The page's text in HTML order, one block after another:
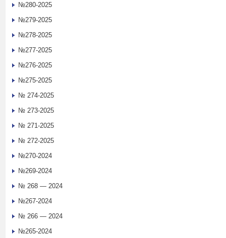
№280-2025
№279-2025
№278-2025
№277-2025
№276-2025
№275-2025
№ 274-2025
№ 273-2025
№ 271-2025
№ 272-2025
№270-2024
№269-2024
№ 268 — 2024
№267-2024
№ 266 — 2024
№265-2024